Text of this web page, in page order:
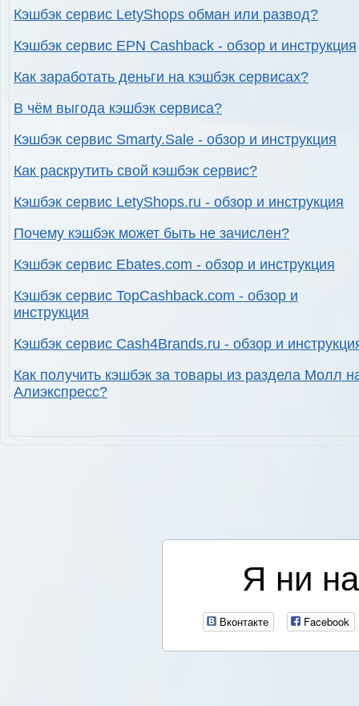
Кэшбэк сервис LetyShops обман или развод?
Кэшбэк сервис EPN Cashback - обзор и инструкция
Как заработать деньги на кэшбэк сервисах?
В чём выгода кэшбэк сервиса?
Кэшбэк сервис Smarty.Sale - обзор и инструкция
Как раскрутить свой кэшбэк сервис?
Кэшбэк сервис LetyShops.ru - обзор и инструкция
Почему кэшбэк может быть не зачислен?
Кэшбэк сервис Ebates.com - обзор и инструкция
Кэшбэк сервис TopCashback.com - обзор и
инструкция
Кэшбэк сервис Cash4Brands.ru - обзор и
Как получить кэшбэк за товары из раздела Молл
Алиэкспресс?
Я ни
Вконтакте Facebook